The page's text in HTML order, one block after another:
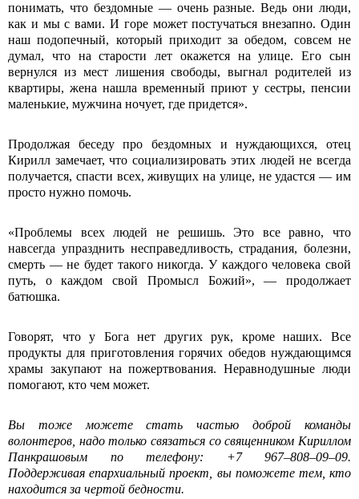
понимать, что бездомные — очень разные. Ведь они люди,
как и мы с вами. И горе может постучаться внезапно. Один
наш подопечный, который приходит за обедом, совсем не
думал, что на старости лет окажется на улице. Его сын
вернулся из мест лишения свободы, выгнал родителей из
квартиры, жена нашла временный приют у сестры, пенсии
маленькие, мужчина ночует, где придется».
Продолжая беседу про бездомных и нуждающихся, отец
Кирилл замечает, что социализировать этих людей не всегда
получается, спасти всех, живущих на улице, не удастся — им
просто нужно помочь.
«Проблемы всех людей не решишь. Это все равно, что
навсегда упразднить несправедливость, страдания, болезни,
смерть — не будет такого никогда. У каждого человека свой
путь, о каждом свой Промысл Божий», — продолжает
батюшка.
Говорят, что у Бога нет других рук, кроме наших. Все
продукты для приготовления горячих обедов нуждающимся
храмы закупают на пожертвования. Неравнодушные люди
помогают, кто чем может.
Вы тоже можете стать частью доброй команды
волонтеров, надо только связаться со священником Кириллом
Панкрашовым по телефону: +7 967–808–09–09.
Поддерживая епархиальный проект, вы поможете тем, кто
находится за чертой бедности.